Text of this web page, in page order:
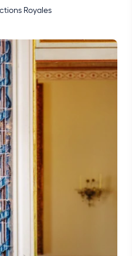
Royales